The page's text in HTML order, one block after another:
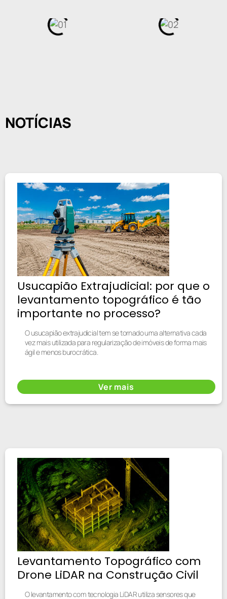
NOTÍCIAS
Usucapião Extrajudicial: por que o
levantamento topográfico é tão
importante no processo?
O usucapião extrajudicial tem se tornado uma alternativa cada
vez mais utilizada para regularização de imóveis de forma mais
ágil e menos burocrática.
Ver mais
Levantamento Topográfico com
Drone LiDAR na Construção Civil
O levantamento com tecnologia LiDAR utiliza sensores que